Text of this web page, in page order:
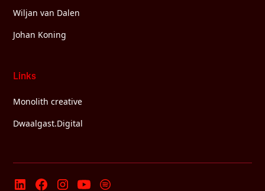
Wiljan van Dalen
Johan Koning
Links
Monolith creative
Dwaalgast.Digital